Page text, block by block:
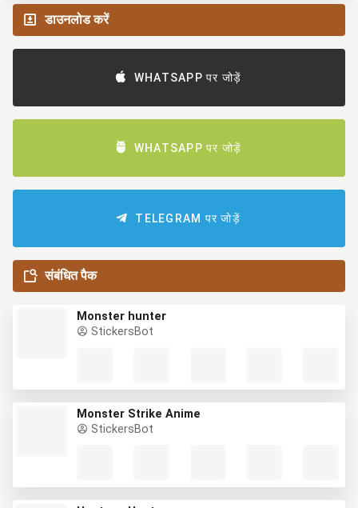
डाउनलोड करें
WHATSAPP पर जोड़ें
WHATSAPP पर जोड़ें
TELEGRAM पर जोड़ें
संबंधित पैक
Monster hunter
StickersBot
Monster Strike Anime
StickersBot